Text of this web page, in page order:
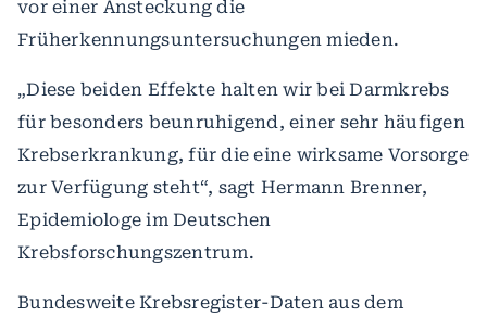
vor einer Ansteckung die
Früherkennungsuntersuchungen mieden.
„Diese beiden Effekte halten wir bei Darmkrebs
für besonders beunruhigend, einer sehr häufigen
Krebserkrankung, für die eine wirksame Vorsorge
zur Verfügung steht“, sagt Hermann Brenner,
Epidemiologe im Deutschen
Krebsforschungszentrum.
Bundesweite Krebsregister-Daten aus dem